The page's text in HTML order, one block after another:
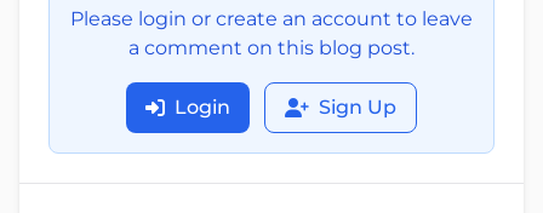
Please login or create an account to leave
a comment on this blog post.
Login Sign Up